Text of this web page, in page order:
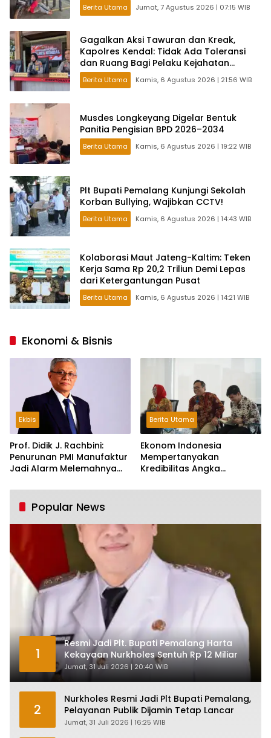
Berita Utama Jumat, 7 Agustus 2026 | 07:15 WIB
Gagalkan Aksi Tawuran dan Kreak,
Kapolres Kendal: Tidak Ada Toleransi
dan Ruang Bagi Pelaku Kejahatan
Jalanan
Berita Utama Kamis, 6 Agustus 2026 | 21:56 WIB
Musdes Longkeyang Digelar Bentuk
Panitia Pengisian BPD 2026–2034
Berita Utama Kamis, 6 Agustus 2026 | 19:22 WIB
Plt Bupati Pemalang Kunjungi Sekolah
Korban Bullying, Wajibkan CCTV!
Berita Utama Kamis, 6 Agustus 2026 | 14:43 WIB
Kolaborasi Maut Jateng-Kaltim: Teken
Kerja Sama Rp 20,2 Triliun Demi Lepas
dari Ketergantungan Pusat
Berita Utama Kamis, 6 Agustus 2026 | 14:21 WIB
Ekonomi & Bisnis
Ekbis
Prof. Didik J. Rachbini:
Penurunan PMI Manufaktur
Jadi Alarm Melemahnya
Berita Utama
Ekonom Indonesia
Mempertanyakan
Kredibilitas Angka
Tumbuh Tapi Rapuh
Popular News
1
Resmi Jadi Plt. Bupati Pemalang Harta
Kekayaan Nurkholes Sentuh Rp 12 Miliar
Jumat, 31 Juli 2026 | 20:40 WIB
2
Nurkholes Resmi Jadi Plt Bupati Pemalang,
Pelayanan Publik Dijamin Tetap Lancar
Jumat, 31 Juli 2026 | 16:25 WIB